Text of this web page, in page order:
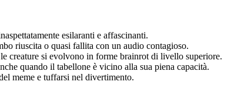
esilaranti e affascinanti.
riuscita o quasi fallita con un audio contagioso.
creature si evolvono in forme brainrot di livello superiore.
quando il tabellone è vicino alla sua piena capacità.
meme e tuffarsi nel divertimento.